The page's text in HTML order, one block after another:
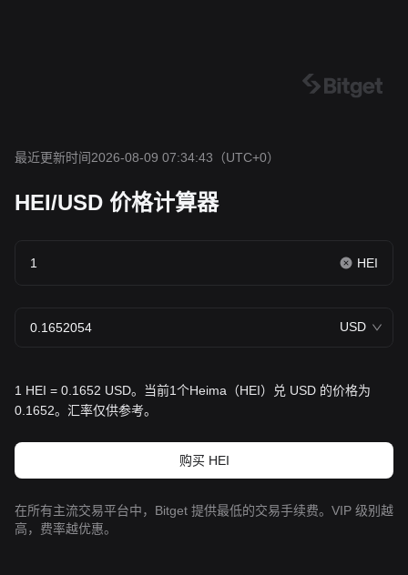
最近更新时间2026-08-09 07:34:43 （UTC+0）
HEI/USD 价格计算器
HEI
USD
1 HEI = 0.1652 USD。当前1个Heima（HEI）兑 USD 的价格为
0.1652。汇率仅供参考。
购买 HEI
在所有主流交易平台中，Bitget 提供最低的交易手续费。VIP 级别越
高，费率越优惠。